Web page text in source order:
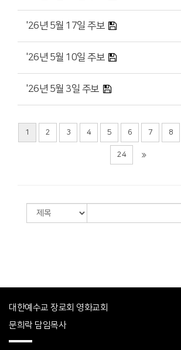
'26년 5월 17일 주보
'26년 5월 10일 주보
'26년 5월 3일 주보
1 2 3 4 5 6 7 8
24
대한예수교 장로회 영화교회
문희락 담임목사